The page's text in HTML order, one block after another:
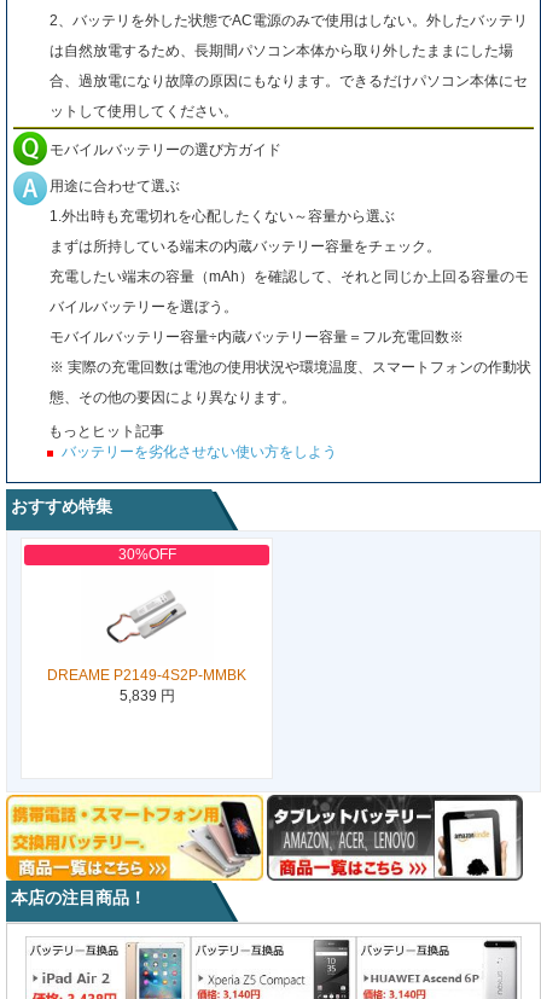
2、バッテリを外した状態でAC電源のみで使用はしない。外したバッテリ
は自然放電するため、長期間パソコン本体から取り外したままにした場
合、過放電になり故障の原因にもなります。できるだけパソコン本体にセ
ットして使用してください。
モバイルバッテリーの選び方ガイド
用途に合わせて選ぶ
1.外出時も充電切れを心配したくない～容量から選ぶ
まずは所持している端末の内蔵バッテリー容量をチェック。
充電したい端末の容量（mAh）を確認して、それと同じか上回る容量のモ
バイルバッテリーを選ぼう。
モバイルバッテリー容量÷内蔵バッテリー容量＝フル充電回数※
※ 実際の充電回数は電池の使用状況や環境温度、スマートフォンの作動状
態、その他の要因により異なります。
もっとヒット記事
バッテリーを劣化させない使い方をしよう
おすすめ特集
30%OFF
DREAME P2149-4S2P-MMBK
5,839 円
本店の注目商品！